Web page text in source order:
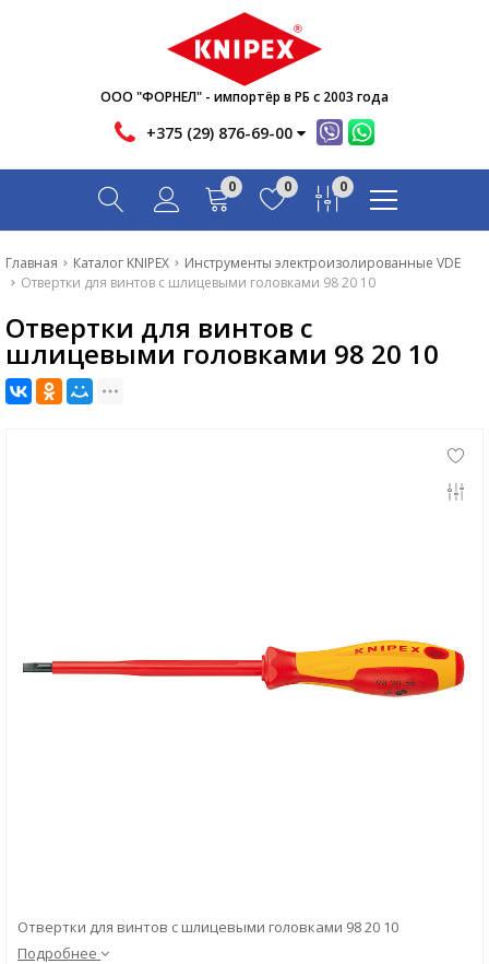
ООО "ФОРНЕЛ" - импортёр в РБ с 2003 года
+375 (29) 876-69-00
Новости
0 0 0
Главная Каталог KNIPEX
Инструменты электроизолированные VDE
Отвертки для винтов с шлицевыми головками 98 20 10
Отвертки для винтов с
шлицевыми головками 98 20 10
Отвертки для винтов с шлицевыми головками 98 20 10
Подробнее
Новости
Акции
Инфо
Контакты
Вопрос-ответ